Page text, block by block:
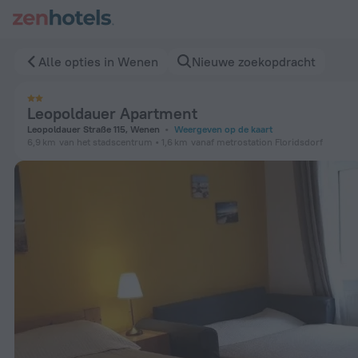
Alle opties in Wenen Nieuwe zoekopdracht
Leopoldauer Apartment
Leopoldauer Straße 115, Wenen
Weergeven op de kaart
6,9 km
van het stadscentrum 1,6 km vanaf metrostation Floridsdorf
Leopoldauer Apartment in Wenen — Boek nu op